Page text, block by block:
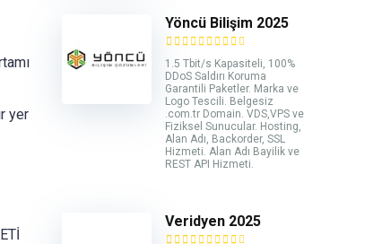
yer
Yöncü Bilişim 2025
1.5 Tbit/s Kapasiteli, 100%
DDoS Saldırı Koruma
Garantili Paketler. Marka ve
Logo Tescili. Belgesiz
.com.tr Domain. VDS,VPS ve
Fiziksel Sunucular. Hosting,
Alan Adı, Backorder, SSL
Hizmeti. Alan Adı Bayilik ve
REST API Hizmeti.
Veridyen 2025